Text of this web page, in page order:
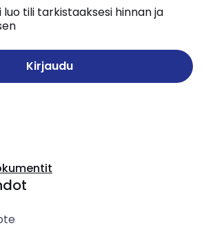
luo tili tarkistaaksesi hinnan ja
Kirjaudu